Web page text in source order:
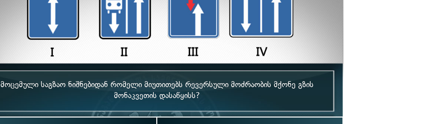
მოცემული საგზაო ნიშნებიდან რომელი მიუთითებს რევერსული მოძრაობის მქონე გზის
მონაკვეთის დასაწყისს?